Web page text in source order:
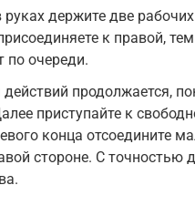
держите две
к правой,
по очереди.
продолжается,
приступайте к
конца отсоедините
стороне. С точностью